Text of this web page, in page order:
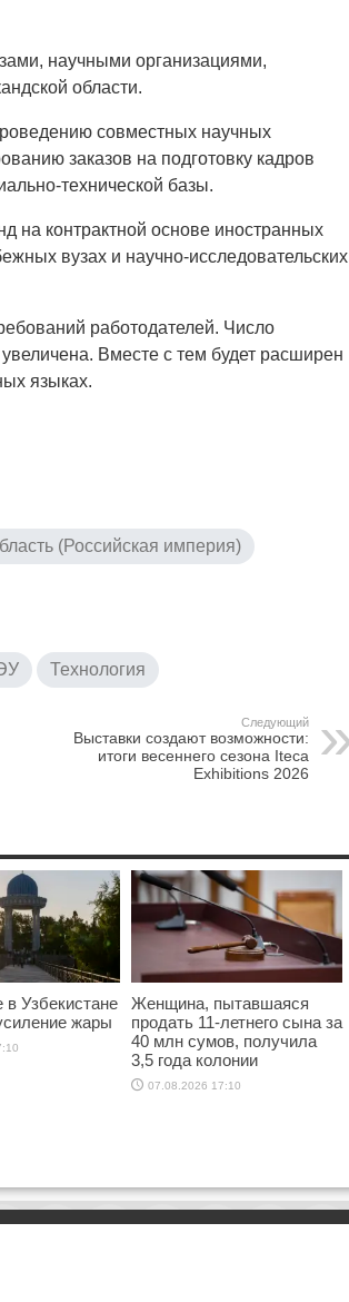
научными организациями,
области.
совместных научных
заказов на подготовку кадров
технической базы.
на контрактной основе иностранных
вузах и научно-исследовательских
работодателей. Число
Вместе с тем будет расширен
языках.
(Российская империя)
Технология
Следующий
Выставки создают возможности:
итоги весеннего сезона Iteca
Exhibitions 2026
Узбекистане
жары
Женщина, пытавшаяся
продать 11-летнего сына за
40 млн сумов, получила
3,5 года колонии
07.08.2026 17:10